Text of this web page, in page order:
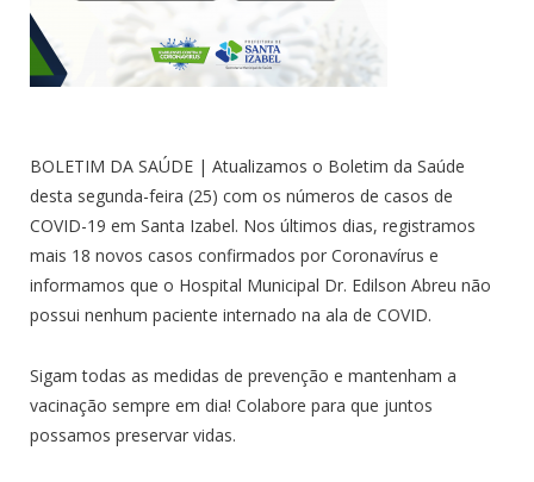
BOLETIM DA SAÚDE | Atualizamos o Boletim da Saúde
desta segunda-feira (25) com os números de casos de
COVID-19 em Santa Izabel. Nos últimos dias, registramos
mais 18 novos casos confirmados por Coronavírus e
informamos que o Hospital Municipal Dr. Edilson Abreu não
possui nenhum paciente internado na ala de COVID.
Sigam todas as medidas de prevenção e mantenham a
vacinação sempre em dia! Colabore para que juntos
possamos preservar vidas.